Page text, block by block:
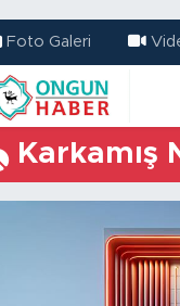
Foto Galeri
Karkamış
Grup Puan